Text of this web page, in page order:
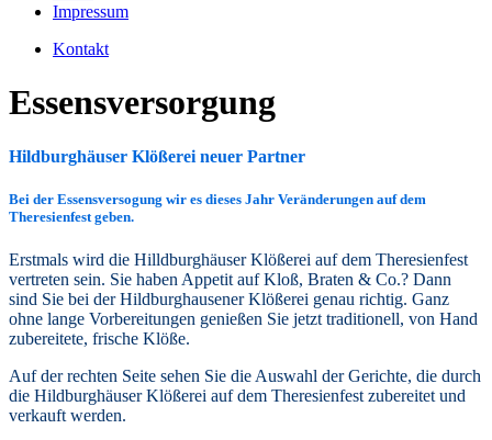
Impressum
Kontakt
Essensversorgung
Hildburghäuser Klößerei neuer Partner
Bei der Essensversogung wir es dieses Jahr Veränderungen auf dem
Theresienfest geben.
Erstmals wird die Hilldburghäuser Klößerei auf dem Theresienfest
vertreten sein. Sie haben Appetit auf Kloß, Braten & Co.? Dann
sind Sie bei der Hildburghausener Klößerei genau richtig. Ganz
ohne lange Vorbereitungen genießen Sie jetzt traditionell, von Hand
zubereitete, frische Klöße.
Auf der rechten Seite sehen Sie die Auswahl der Gerichte, die durch
die Hildburghäuser Klößerei auf dem Theresienfest zubereitet und
verkauft werden.